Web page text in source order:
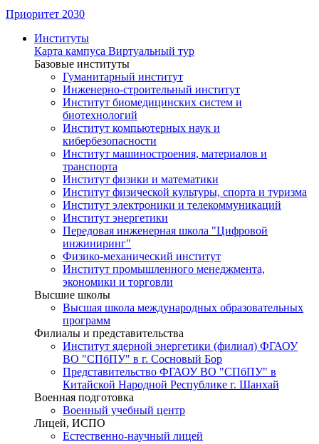
Приоритет 2030
Институты
Карта кампуса Виртуальный тур
Базовые институты
Гуманитарный институт
Инженерно-строительный институт
Институт биомедицинских систем и
биотехнологий
Институт компьютерных наук и
кибербезопасности
Институт машиностроения, материалов и
транспорта
Институт физики и математики
Институт физической культуры, спорта и туризма
Институт электроники и телекоммуникаций
Институт энергетики
Передовая инженерная школа "Цифровой
инжиниринг"
Физико-механический институт
Институт промышленного менеджмента,
экономики и торговли
Высшие школы
Высшая школа международных образовательных
программ
Филиалы и представительства
Институт ядерной энергетики (филиал) ФГАОУ
ВО "СПбПУ" в г. Сосновый Бор
Представительство ФГАОУ ВО "СПбПУ" в
Китайской Народной Республике г. Шанхай
Военная подготовка
Военный учебный центр
Лицей, ИСПО
Естественно-научный лицей